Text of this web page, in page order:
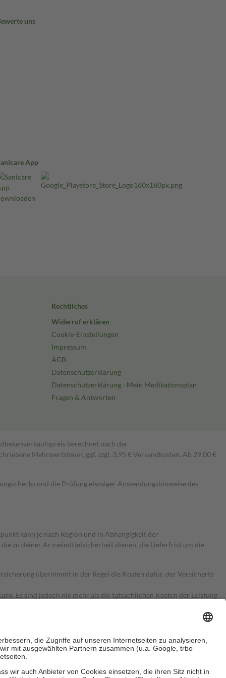
uns
App
Rechtliches
Widerruf erklären
Cookie-Einstellungen
Impressum
AGB
Datenschutzerklärung
Datenschutzerklärung - Mein Medikationsplan
Fragen & Antworten
berechnet nach der
Mehrwertsteuer, ggf. zzgl. 3,95 € Versandkosten. Ab 29,00 €
und die Prüfung etwaiger Anwendungshinweise des
kann je nach Region und in Abhängigkeit der
zu deiner Arzneimittelsicherheit dienen, die Lieferfrist um die
übernimmt in der Regel die Kosten dafür, der Versicherte
Es sind jedoch nie mehr als die tatsächlichen Kosten der Leistung
Zuzahlungen an bei: